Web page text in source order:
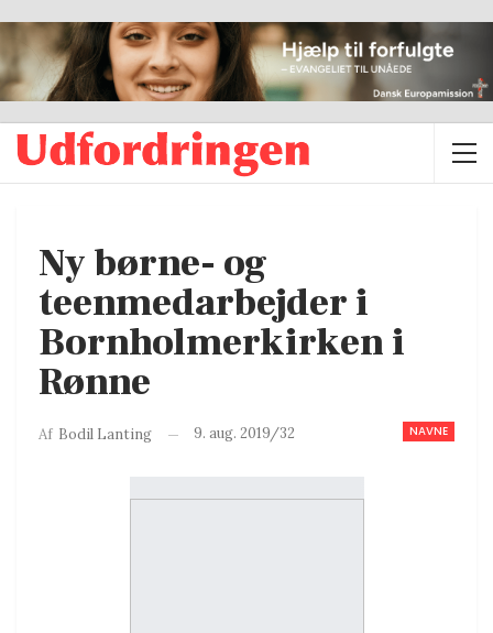
Ny børne- og
teenmedarbejder i
Bornholmerkirken i
Rønne
NAVNE
Af Bodil Lanting 9. aug. 2019/32